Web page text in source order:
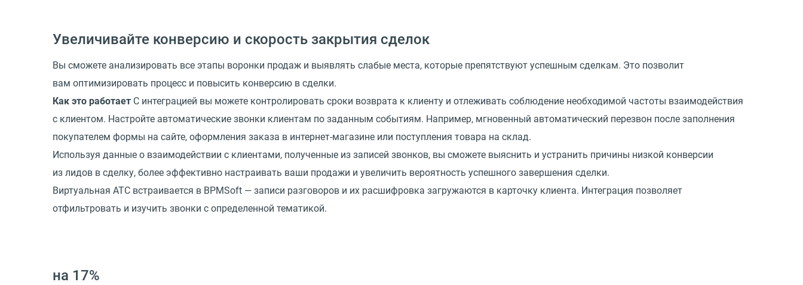
Увеличивайте конверсию и скорость закрытия сделок
Вы сможете анализировать все этапы воронки продаж и выявлять слабые места, которые препятствуют успешным сделкам. Это позволит
вам оптимизировать процесс и повысить конверсию в сделки.
Как это работает С интеграцией вы можете контролировать сроки возврата к клиенту и отлеживать соблюдение необходимой частоты взаимодействия
с клиентом. Настройте автоматические звонки клиентам по заданным событиям. Например, мгновенный автоматический перезвон после заполнения
покупателем формы на сайте, оформления заказа в интернет-магазине или поступления товара на склад.
Используя данные о взаимодействии с клиентами, полученные из записей звонков, вы сможете выяснить и устранить причины низкой конверсии
из лидов в сделку, более эффективно настраивать ваши продажи и увеличить вероятность успешного завершения сделки.
Виртуальная АТС встраивается в BPMSoft — записи разговоров и их расшифровка загружаются в карточку клиента. Интеграция позволяет
отфильтровать и изучить звонки с определенной тематикой.
на 17%